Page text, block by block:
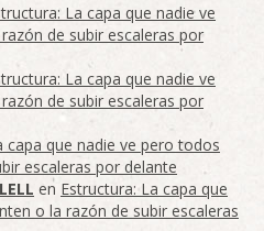
La capa que nadie ve
de subir escaleras por
La capa que nadie ve
de subir escaleras por
capa que nadie ve pero todos
escaleras por delante
en Estructura: La capa que
o la razón de subir escaleras